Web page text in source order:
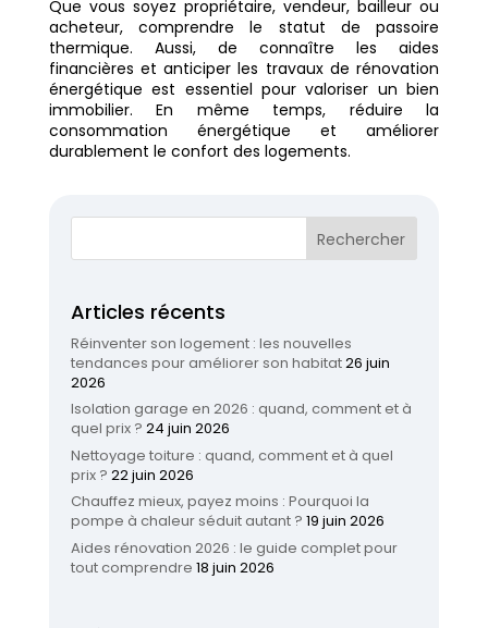
Que vous soyez propriétaire, vendeur, bailleur ou
acheteur, comprendre le statut de passoire
thermique. Aussi, de connaître les aides
financières et anticiper les travaux de rénovation
énergétique est essentiel pour valoriser un bien
immobilier. En même temps, réduire la
consommation énergétique et améliorer
durablement le confort des logements.
Articles récents
Réinventer son logement : les nouvelles
tendances pour améliorer son habitat26 juin
2026
Isolation garage en 2026 : quand, comment et à
quel prix ? 24 juin 2026
Nettoyage toiture : quand, comment et à quel
prix ? 22 juin 2026
Chauffez mieux, payez moins : Pourquoi la
pompe à chaleur séduit autant ? 19 juin 2026
Aides rénovation 2026 : le guide complet pour
tout comprendre 18 juin 2026